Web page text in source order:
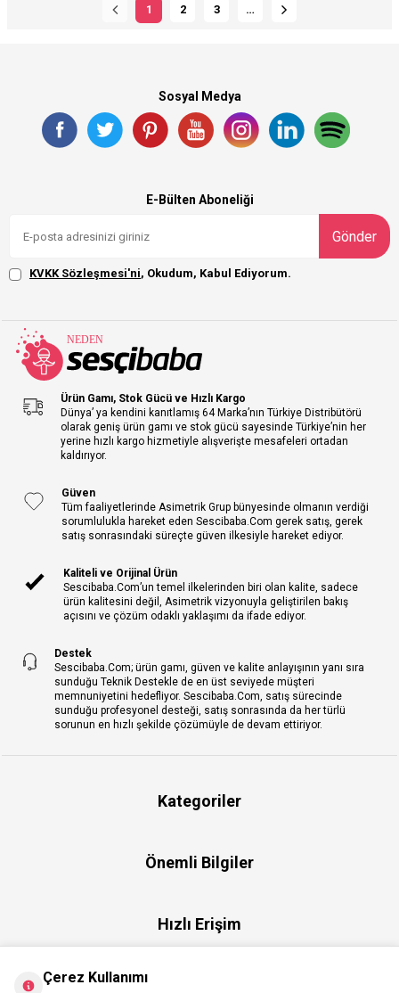
1 2 3 …
Sosyal Medya
E-Bülten Aboneliği
Gönder
KVKK Sözleşmesi'ni, Okudum, Kabul Ediyorum.
Ürün Gamı, Stok Gücü ve Hızlı Kargo
Dünya’ ya kendini kanıtlamış 64 Marka’nın Türkiye Distribütörü
olarak geniş ürün gamı ve stok gücü sayesinde Türkiye’nin her
yerine hızlı kargo hizmetiyle alışverişte mesafeleri ortadan
kaldırıyor.
Güven
Tüm faaliyetlerinde Asimetrik Grup bünyesinde olmanın verdiği
sorumlulukla hareket eden Sescibaba.Com gerek satış, gerek
satış sonrasındaki süreçte güven ilkesiyle hareket ediyor.
Kaliteli ve Orijinal Ürün
Sescibaba.Com’un temel ilkelerinden biri olan kalite, sadece
ürün kalitesini değil, Asimetrik vizyonuyla geliştirilen bakış
açısını ve çözüm odaklı yaklaşımı da ifade ediyor.
Destek
Sescibaba.Com; ürün gamı, güven ve kalite anlayışının yanı sıra
sunduğu Teknik Destekle de en üst seviyede müşteri
memnuniyetini hedefliyor. Sescibaba.Com, satış sürecinde
sunduğu profesyonel desteği, satış sonrasında da her türlü
sorunun en hızlı şekilde çözümüyle de devam ettiriyor.
Kategoriler
Önemli Bilgiler
Hızlı Erişim
Çerez Kullanımı